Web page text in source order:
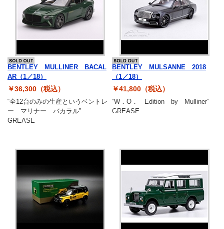
BENTLEY MULLINER BACAL
AR（1／18）
￥36,300（税込）
“全12台のみの生産というベントレ
ー マリナー バカラル”
GREASE
BENTLEY MULSANNE 2018
（1／18）
￥41,800（税込）
“W．O． Edition by Mulliner”
GREASE